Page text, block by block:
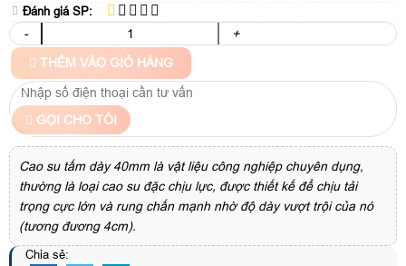
Đánh giá SP:
-
+
THÊM VÀO GIỎ HÀNG
GỌI CHO TÔI
Cao su tấm dày 40mm là vật liệu công nghiệp chuyên dụng,
thường là loại cao su đặc chịu lực, được thiết kế để chịu tải
trọng cực lớn và rung chấn mạnh nhờ độ dày vượt trội của nó
(tương đương 4cm).
Chia sẻ: